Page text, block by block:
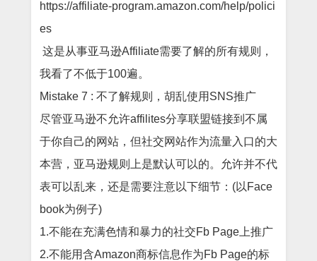
https://affiliate-program.amazon.com/help/polici
es
这是从事亚马逊Affiliate需要了解的所有规则，
我看了不低于100遍。
Mistake 7 : 不了解规则，胡乱使用SNS推广
尽管亚马逊不允许affilites分享联盟链接到不属
于你自己的网站，但社交网站作为流量入口的大
本营，亚马逊规则上是默认可以的。允许并不代
表可以乱来 ，还是需要注意以下细节： (以Face
book为例子)
1.不能在充满色情和暴力的社交Fb Page上推广
2.不能用含Amazon商标信息作为Fb Page的标